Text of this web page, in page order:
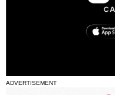
ADVERTISEMENT